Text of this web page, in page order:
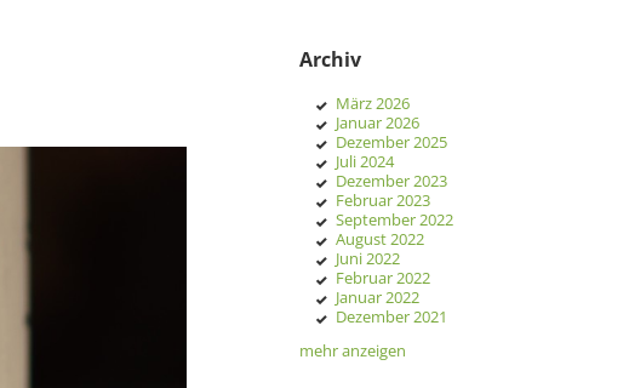
Archiv
März 2026
Januar 2026
Dezember 2025
Juli 2024
Dezember 2023
Februar 2023
September 2022
August 2022
Juni 2022
Februar 2022
Januar 2022
Dezember 2021
mehr anzeigen